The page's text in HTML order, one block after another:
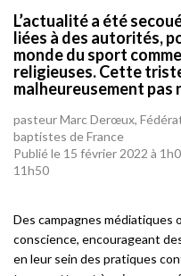
L’actualité a été
liées à des autorités,
monde du sport
religieuses. Cette
malheureusement pas
pasteur Marc Derœux,
baptistes de France
Publié le 15 février 2022 à
11h50
Des campagnes médiatiques
conscience, encourageant
en leur sein des pratiques